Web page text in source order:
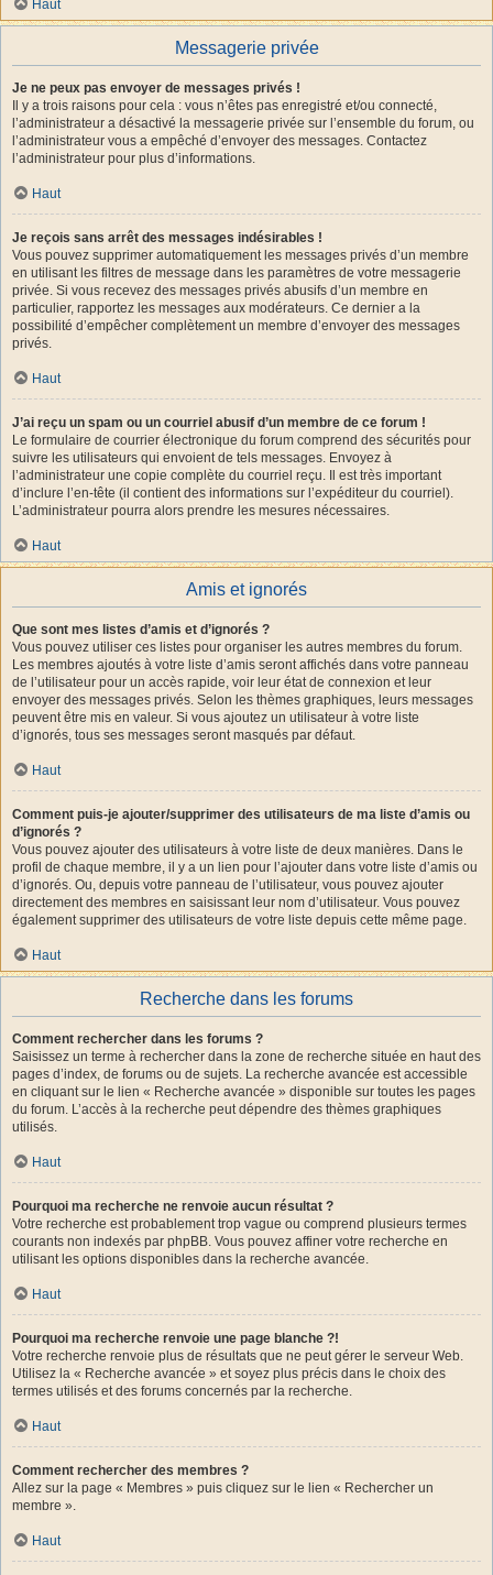
Haut
Messagerie privée
Je ne peux pas envoyer de messages privés !
Il y a trois raisons pour cela : vous n’êtes pas enregistré et/ou connecté,
l’administrateur a désactivé la messagerie privée sur l’ensemble du forum, ou
l’administrateur vous a empêché d’envoyer des messages. Contactez
l’administrateur pour plus d’informations.
Haut
Je reçois sans arrêt des messages indésirables !
Vous pouvez supprimer automatiquement les messages privés d’un membre
en utilisant les filtres de message dans les paramètres de votre messagerie
privée. Si vous recevez des messages privés abusifs d’un membre en
particulier, rapportez les messages aux modérateurs. Ce dernier a la
possibilité d’empêcher complètement un membre d’envoyer des messages
privés.
Haut
J’ai reçu un spam ou un courriel abusif d’un membre de ce forum !
Le formulaire de courrier électronique du forum comprend des sécurités pour
suivre les utilisateurs qui envoient de tels messages. Envoyez à
l’administrateur une copie complète du courriel reçu. Il est très important
d’inclure l’en-tête (il contient des informations sur l’expéditeur du courriel).
L’administrateur pourra alors prendre les mesures nécessaires.
Haut
Amis et ignorés
Que sont mes listes d’amis et d’ignorés ?
Vous pouvez utiliser ces listes pour organiser les autres membres du forum.
Les membres ajoutés à votre liste d’amis seront affichés dans votre panneau
de l’utilisateur pour un accès rapide, voir leur état de connexion et leur
envoyer des messages privés. Selon les thèmes graphiques, leurs messages
peuvent être mis en valeur. Si vous ajoutez un utilisateur à votre liste
d’ignorés, tous ses messages seront masqués par défaut.
Haut
Comment puis-je ajouter/supprimer des utilisateurs de ma liste d’amis ou
d’ignorés ?
Vous pouvez ajouter des utilisateurs à votre liste de deux manières. Dans le
profil de chaque membre, il y a un lien pour l’ajouter dans votre liste d’amis ou
d’ignorés. Ou, depuis votre panneau de l’utilisateur, vous pouvez ajouter
directement des membres en saisissant leur nom d’utilisateur. Vous pouvez
également supprimer des utilisateurs de votre liste depuis cette même page.
Haut
Recherche dans les forums
Comment rechercher dans les forums ?
Saisissez un terme à rechercher dans la zone de recherche située en haut des
pages d’index, de forums ou de sujets. La recherche avancée est accessible
en cliquant sur le lien « Recherche avancée » disponible sur toutes les pages
du forum. L’accès à la recherche peut dépendre des thèmes graphiques
utilisés.
Haut
Pourquoi ma recherche ne renvoie aucun résultat ?
Votre recherche est probablement trop vague ou comprend plusieurs termes
courants non indexés par phpBB. Vous pouvez affiner votre recherche en
utilisant les options disponibles dans la recherche avancée.
Haut
Pourquoi ma recherche renvoie une page blanche ?!
Votre recherche renvoie plus de résultats que ne peut gérer le serveur Web.
Utilisez la « Recherche avancée » et soyez plus précis dans le choix des
termes utilisés et des forums concernés par la recherche.
Haut
Comment rechercher des membres ?
Allez sur la page « Membres » puis cliquez sur le lien « Rechercher un
membre ».
Haut